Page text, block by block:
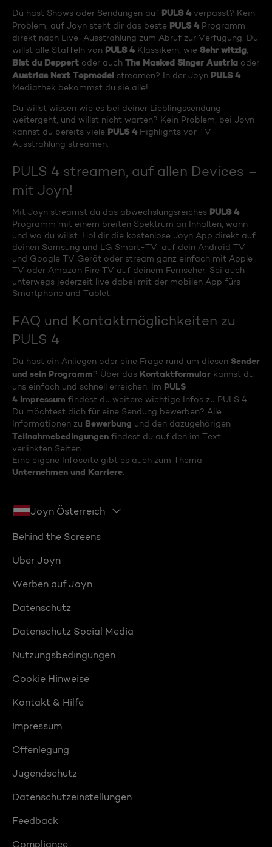
Du hast Shows oder Sendungen auf PULS 4 verpasst? Kein
Problem, auf Joyn steht dir das beste PULS 4 Programm
direkt nach Live-Ausstrahlung zum Abruf zur Verfügung. Du
willst alle Staffeln von PULS 4 Klassikern, wie Sehr witzig
Bist du Deppert oder auch The Masked Singer Austria oder
Austrias Next Topmodel streamen? In der Joyn PULS 4
Mediathek bekommst du sie alle!
Du willst wissen wie es bei deiner Lieblingssendung
weitergeht, und willst nicht warten? Kein Problem, bei Joyn
kannst du bereits viele PULS 4 Highlights vor TV-
Ausstrahlung streamen.
PULS 4 streamen, auf allen Devices –
mit Joyn!
Mit Joyn streamst du das abwechslungsreiches PULS 4
Programm mit einem breiten Spektrum an Inhalten, wann
und wo du willst. Hol dir die kostenlose Joyn App direkt auf
deinen Samsung und LG Smart-TV, auf dein Android TV
und Google TV Gerät oder stream ganz einfach mit Apple
TV oder Amazon Fire TV auf deinem Fernseher. Sei auch
unterwegs jederzeit live dabei mit der mobilen App fürs
Smartphone und Tablet.
FAQ und Kontaktmöglichkeiten zu
PULS 4
Du hast ein Anliegen oder eine Frage rund um diesen Sender
und sein Programm? Über das Kontaktformular kannst du
uns einfach und schnell erreichen. Im PULS
4 Impressum findest du weitere wichtige Infos zu PULS 4.
Du möchtest dich für eine Sendung bewerben? Alle
Informationen zu Bewerbung und den dazugehörigen
Teilnahmebedingungen findest du auf den im Text
verlinkten Seiten.
Eine eigene Infoseite gibt es auch zum Thema
Unternehmen und Karriere
Joyn Österreich
Behind the Screens
Über Joyn
Werben auf Joyn
Datenschutz
Datenschutz Social Media
Nutzungsbedingungen
Cookie Hinweise
Kontakt & Hilfe
Impressum
Offenlegung
Jugendschutz
Datenschutzeinstellungen
Feedback
Compliance